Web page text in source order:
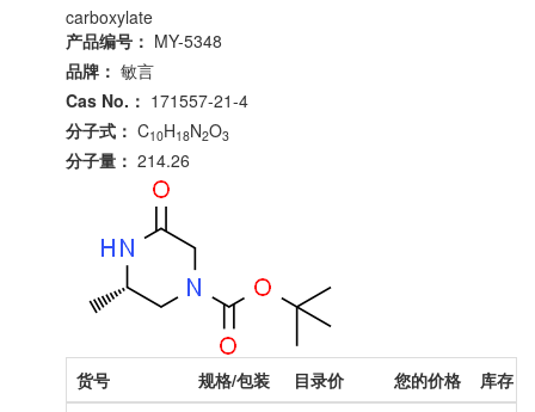
carboxylate
产品编号： MY-5348
品牌： 敏言
Cas No.： 171557-21-4
分子式： C10H18N2O3
分子量： 214.26
货号 规格/包装 目录价 您的价格 库存